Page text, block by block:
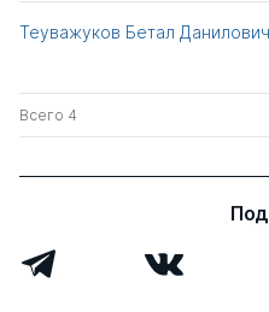
Теуважуков Бетал Данилович
Всего 4